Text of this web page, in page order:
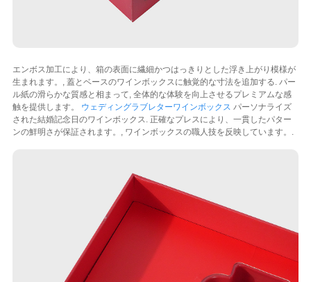
エンボス加工により、箱の表面に繊細かつはっきりとした浮き上がり模様が
生まれます。, 蓋とベースのワインボックスに触覚的な寸法を追加する. パー
ル紙の滑らかな質感と相まって, 全体的な体験を向上させるプレミアムな感
触を提供します。 ウェディングラブレターワインボックス パーソナライズ
された結婚記念日のワインボックス. 正確なプレスにより、一貫したパター
ンの鮮明さが保証されます。, ワインボックスの職人技を反映しています。.